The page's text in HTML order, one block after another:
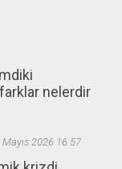
nelerdir
Mayıs 2026 16:57